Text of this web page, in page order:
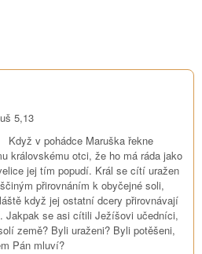
5,13
v pohádce Maruška řekne
královskému otci, že ho má ráda jako
jej tím popudí. Král se cítí uražen
přirovnáním k obyčejné soli,
když jej ostatní dcery přirovnávají
Jakpak se asi cítili Ježíšovi učedníci,
země? Byli uraženi? Byli potěšeni,
Pán mluví?